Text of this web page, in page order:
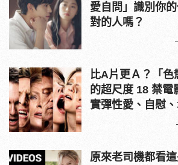
愛自問」識別你
對的人嗎？
比A片更Ａ？「色
的超尺度 18 禁電
實彈性愛、自慰
原來老司機都看